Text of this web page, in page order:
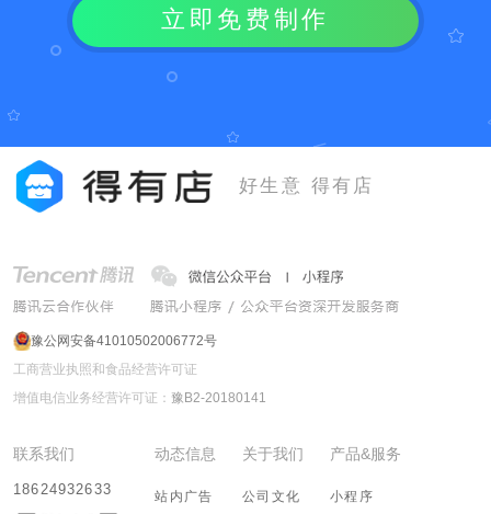
立即免费制作
好生意 得有店
豫公网安备41010502006772号
工商营业执照和食品经营许可证
增值电信业务经营许可证： 豫B2-20180141
联系我们
18624932633
动态信息
站内广告
关于我们
公司文化
产品&服务
小程序